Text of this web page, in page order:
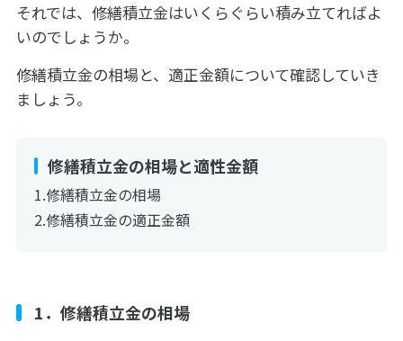
それでは、修繕積立金はいくらぐらい積み立てればよ
いのでしょうか。
修繕積立金の相場と、適正金額について確認していき
ましょう。
修繕積立金の相場と適性金額
修繕積立金の相場
修繕積立金の適正金額
1．修繕積立金の相場